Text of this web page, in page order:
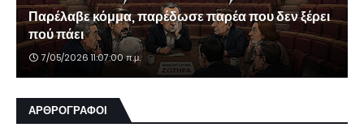
Παρέλαβε κόμμα, παρέδωσε παρέα που δεν ξέρει
πού πάει
7/05/2026 11:07:00 π.μ.
ΑΡΘΡΟΓΡΑΦΟΙ